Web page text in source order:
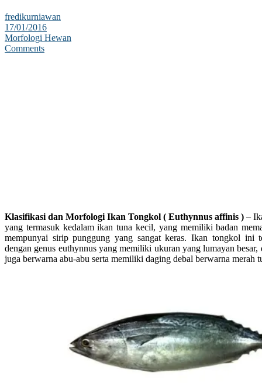
fredikurniawan
17/01/2016
Morfologi Hewan
Comments
Klasifikasi dan Morfologi Ikan Tongkol ( Euthynnus affinis ) –
yang termasuk kedalam ikan tuna kecil, yang memiliki badan
mempunyai sirip punggung yang sangat keras. Ikan tongkol ini
dengan genus euthynnus yang memiliki ukuran yang lumayan
juga berwarna abu-abu serta memiliki daging debal berwarna merah